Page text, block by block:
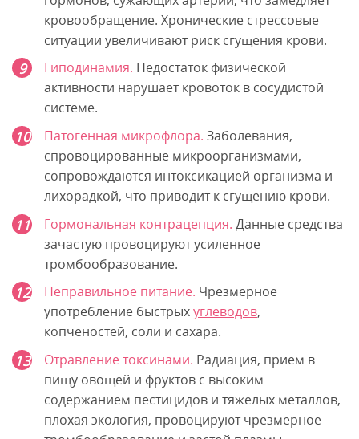
кровообращение. Хронические стрессовые
ситуации увеличивают риск сгущения крови.
Гиподинамия. Недостаток физической
активности нарушает кровоток в сосудистой
системе.
Патогенная микрофлора. Заболевания,
спровоцированные микроорганизмами,
сопровождаются интоксикацией организма и
лихорадкой, что приводит к сгущению крови.
Гормональная контрацепция. Данные средства
зачастую провоцируют усиленное
тромбообразование.
Неправильное питание. Чрезмерное
употребление быстрыхуглеводов,
копченостей, соли и сахара.
Отравление токсинами. Радиация, прием в
пищу овощей и фруктов с высоким
содержанием пестицидов и тяжелых металлов,
плохая экология, провоцируют чрезмерное